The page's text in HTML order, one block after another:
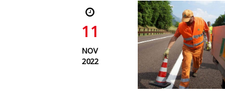
11
NOV
2022